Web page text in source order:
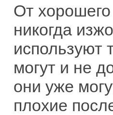
От хорошего
никогда
используют
могут и не
они уже
плохие